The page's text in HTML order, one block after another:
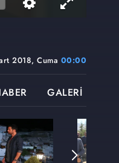
2018, Cuma 00:00
GALERİ